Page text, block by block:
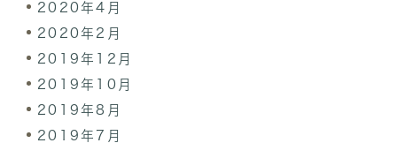
2020年4月
2020年2月
2019年12月
2019年10月
2019年8月
2019年7月